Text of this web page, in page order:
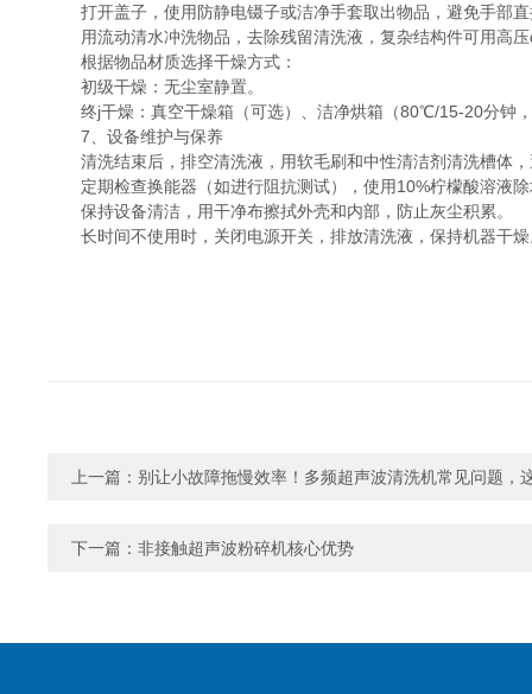
打开盖子，使用防静电镊子或洁净手套取出物品，避免手部直
用流动清水冲洗物品，去除残留清洗液，复杂结构件可用高压
根据物品材质选择干燥方式：
初级干燥：无尘室静置。
终j干燥：真空干燥箱（可选）、洁净烘箱（80℃/15-20分钟，
7、设备维护与保养
清洗结束后，排空清洗液，用软毛刷和中性清洁剂清洗槽体，
定期检查换能器（如进行阻抗测试），使用10%柠檬酸溶液除
保持设备清洁，用干净布擦拭外壳和内部，防止灰尘积累。
长时间不使用时，关闭电源开关，排放清洗液，保持机器干燥
上一篇： 别让小故障拖慢效率！多频超声波清洗机常见问题，
下一篇： 非接触超声波粉碎机核心优势